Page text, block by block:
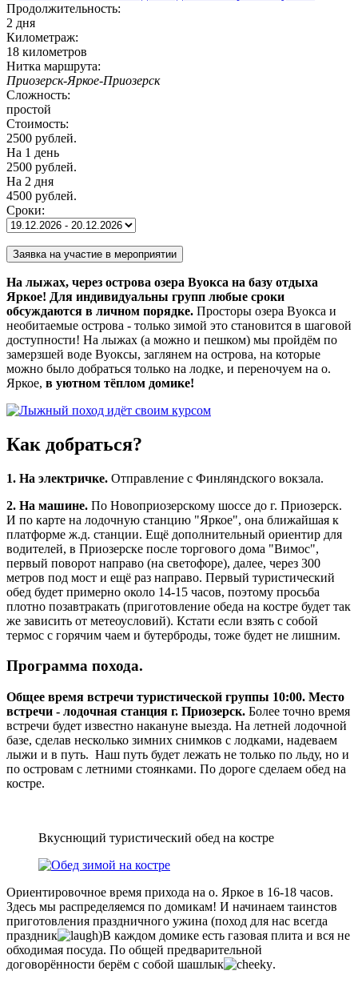
Продолжительность:
2 дня
Километраж:
18 километров
Нитка маршрута:
Приозерск-Яркое-Приозерск
Сложность:
простой
Стоимость:
2500 рублей.
На 1 день
2500 рублей.
На 2 дня
4500 рублей.
Сроки:
На лыжах, через острова озера Вуокса на базу отдыха
Яркое! Для индивидуальны групп любые сроки
обсуждаются в личном порядке. Просторы озера Вуокса и
необитаемые острова - только зимой это становится в шаговой
доступности! На лыжах (а можно и пешком) мы пройдём по
замерзшей воде Вуоксы, заглянем на острова, на которые
можно было добраться только на лодке, и переночуем на о.
Яркое, в уютном тёплом домике!
Как добраться?
1. На электричке. Отправление с Финляндского вокзала.
2. На машине. По Новоприозерскому шоссе до г. Приозерск.
И по карте на лодочную станцию "Яркое", она ближайшая к
платформе ж.д. станции. Ещё дополнительный ориентир для
водителей, в Приозерске после торгового дома "Вимос",
первый поворот направо (на светофоре), далее, через 300
метров под мост и ещё раз направо. Первый туристический
обед будет примерно около 14-15 часов, поэтому просьба
плотно позавтракать (приготовление обеда на костре будет так
же зависить от метеоусловий). Кстати если взять с собой
термос с горячим чаем и бутерброды, тоже будет не лишним.
Программа похода.
Общее время встречи туристической группы 10:00. Место
встречи - лодочная станция г. Приозерск. Более точно время
встречи будет известно накануне выезда. На летней лодочной
базе, сделав несколько зимних снимков с лодками, надеваем
лыжи и в путь. Наш путь будет лежать не только по льду, но и
по островам с летними стоянками. По дороге сделаем обед на
костре.
Вкуснющий туристический обед на костре
Ориентировочное время прихода на о. Яркое в 16-18 часов.
Здесь мы распределяемся по домикам! И начинаем таинстов
приготовления праздничного ужина (поход для нас всегда
праздник
)В каждом домике есть газовая плита и вся не
обходимая посуда. По общей предварительной
договорённости берём с собой шашлык
.